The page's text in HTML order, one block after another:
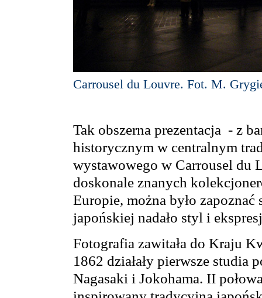
Carrousel du Louvre. Fot. M.
Tak obszerna prezentacja - z
historycznym w centralnym
wystawowego w Carrousel du
doskonale znanych
Europie, można było
japońskiej nadało styl i
Fotografia zawitała do Kraju
1862 działały pierwsze studia
Nagasaki i Jokohama. II